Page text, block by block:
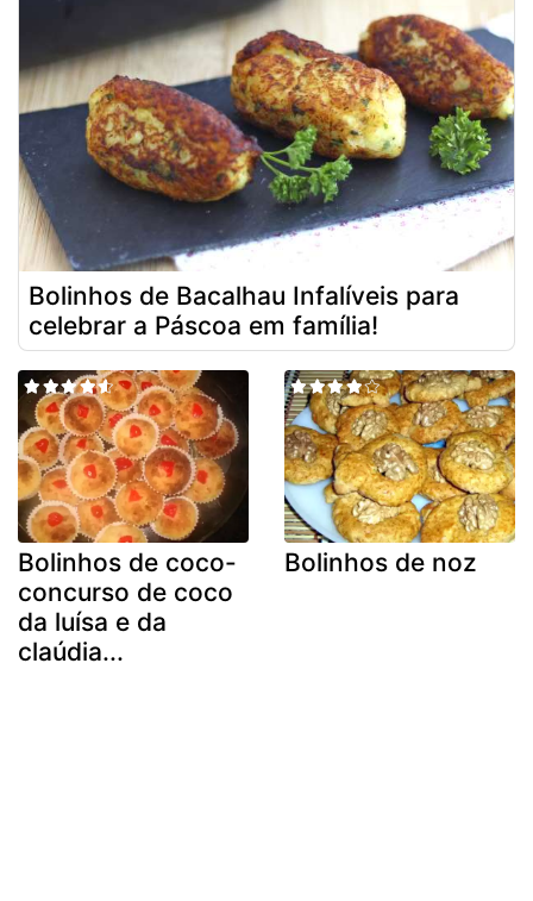
Bolinhos de Bacalhau Infalíveis para
celebrar a Páscoa em família!
Bolinhos de coco-
concurso de coco
da luísa e da
claúdia...
Bolinhos de noz